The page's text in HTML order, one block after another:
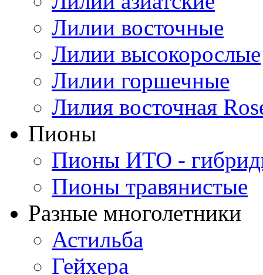
Лилии восточные
Лилии высокорослые
Лилии горшечные
Лилия восточная
Пионы
Пионы ИТО -
Пионы травянистые
Разные многолетники
Астильба
Гейхера